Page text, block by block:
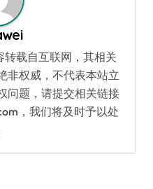
转载自互联网，其相关
非权威，不代表本站立
问题，请提交相关链接
，我们将及时予以处